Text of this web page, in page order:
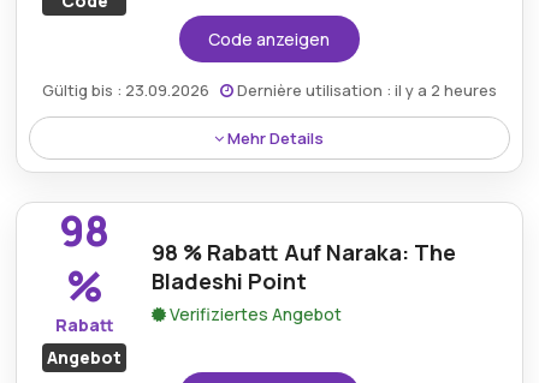
Code anzeigen
Gültig bis : 23.09.2026 Dernière utilisation : il y a 2 heures
Mehr Details
Mit dem Hrkgame-Gutscheincode sichern Sie sich 12
% Rabatt und sparen zusätzlich beim Kauf Ihrer
Spiele – egal ob neue Spiele, Erweiterungen oder
Sonderangebote für verschiedene Plattformen.
98
%
Rabatt
Angebot
98 % Rabatt Auf Naraka: The
Bladeshi Point
Verifiziertes Angebot